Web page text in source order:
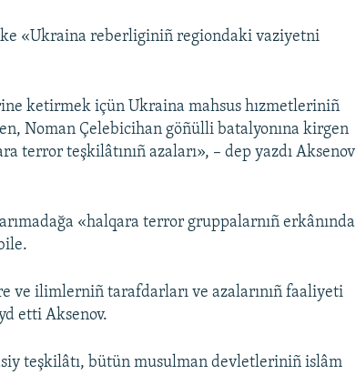
«Ukraina reberliginiñ regiondaki vaziyetni
ketirmek içün Ukraina mahsus hızmetleriniñ
Noman Çelebicihan göñülli batalyonına kirgen
terror teşkilâtınıñ azaları», – dep yazdı Aksenov
«halqara terror gruppalarnıñ erkânında
ve ilimlerniñ tarafdarları ve azalarınıñ faaliyeti
etti Aksenov.
teşkilâtı, bütün musulman devletleriniñ islâm